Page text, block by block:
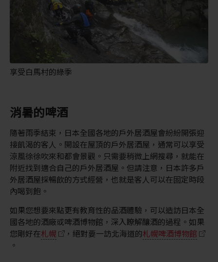
享受白馬村的綠季
消暑的啤酒
隨著雨季結束，日本全國各地的戶外居酒屋會紛紛開張迎
接飢渴的客人。開設在屋頂的戶外居酒屋，通常可以享受
涼風徐徐吹來和都會景觀。只需要稍微上網搜尋，就能在
附近找到適合自己的戶外居酒屋。但請注意，日本許多戶
外居酒屋採暢飲的方式經營，也就是客人可以在固定時段
內喝到飽。
如果您想要來點更有教育性的品酒體驗，可以造訪日本全
國各地的酒廠或啤酒博物館，深入瞭解釀酒的過程。如果
您剛好在札幌 ，絕對要一訪北海道的札幌啤酒博物館
。